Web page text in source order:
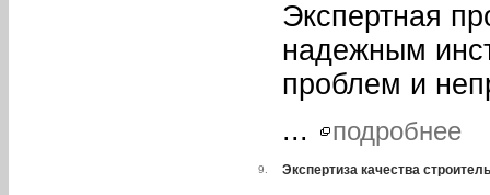
Экспертная
надежным
проблем и
...
подробнее
9. Экспертиза качества